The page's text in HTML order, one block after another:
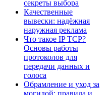
секреты выбора
Качественные
вывески: надёжная
наружная реклама
Что такое IP TCP?
Основы работы
протоколов для
передачи данных и
голоса
Обрамление и уход за